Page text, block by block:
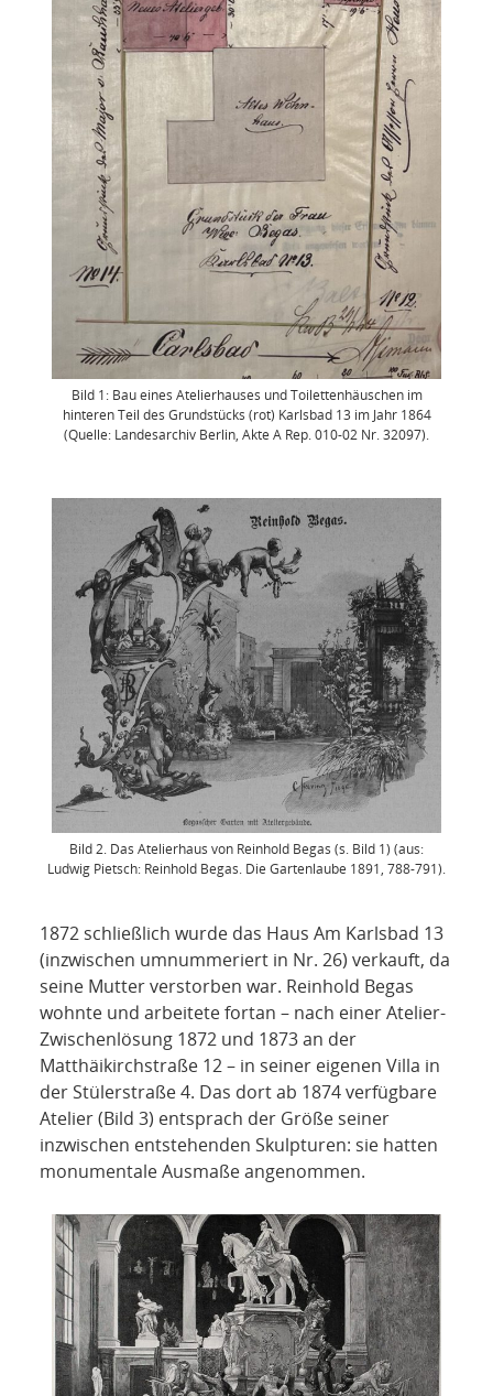
Bild 1: Bau eines Atelierhauses und Toilettenhäuschen im
hinteren Teil des Grundstücks (rot) Karlsbad 13 im Jahr 1864
(Quelle: Landesarchiv Berlin, Akte A Rep. 010-02 Nr. 32097).
Bild 2. Das Atelierhaus von Reinhold Begas (s. Bild 1) (aus:
Ludwig Pietsch: Reinhold Begas. Die Gartenlaube 1891, 788-791).
1872 schließlich wurde das Haus Am Karlsbad 13
(inzwischen umnummeriert in Nr. 26) verkauft, da
seine Mutter verstorben war. Reinhold Begas
wohnte und arbeitete fortan – nach einer Atelier-
Zwischenlösung 1872 und 1873 an der
Matthäikirchstraße 12 – in seiner eigenen Villa in
der Stülerstraße 4. Das dort ab 1874 verfügbare
Atelier (Bild 3) entsprach der Größe seiner
inzwischen entstehenden Skulpturen: sie hatten
monumentale Ausmaße angenommen.